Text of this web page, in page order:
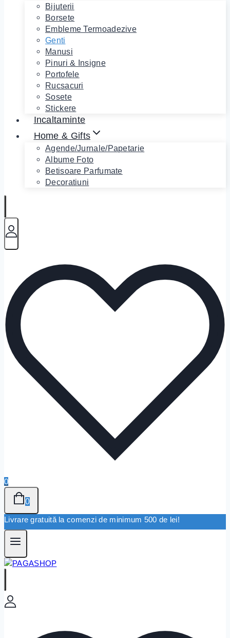
Bijuterii
Borsete
Embleme Termoadezive
Genti
Manusi
Pinuri & Insigne
Portofele
Rucsacuri
Sosete
Stickere
Incaltaminte
Home & Gifts
Agende/Jurnale/Papetarie
Albume Foto
Betisoare Parfumate
Decoratiuni
0
0
Livrare gratuită la comenzi de minimum 500 de lei!